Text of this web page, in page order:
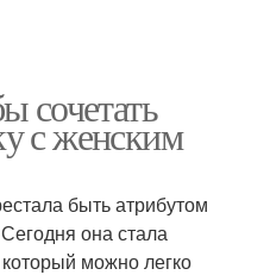
сочетать
с женским
быть атрибутом
она стала
можно легко